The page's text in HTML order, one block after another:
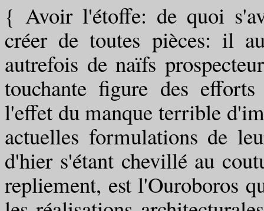
{ Avoir l'étoffe: de quoi
créer de toutes pièces: il
autrefois de naïfs
touchante figure des
l'effet du manque terrible
actuelles formulations de
d'hier s'étant chevillé au
repliement, est l'Ouroboros